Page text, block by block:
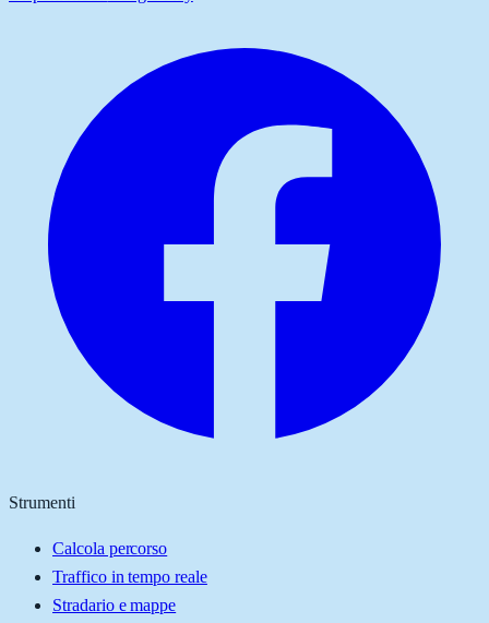
Strumenti
Calcola percorso
Traffico in tempo reale
Stradario e mappe